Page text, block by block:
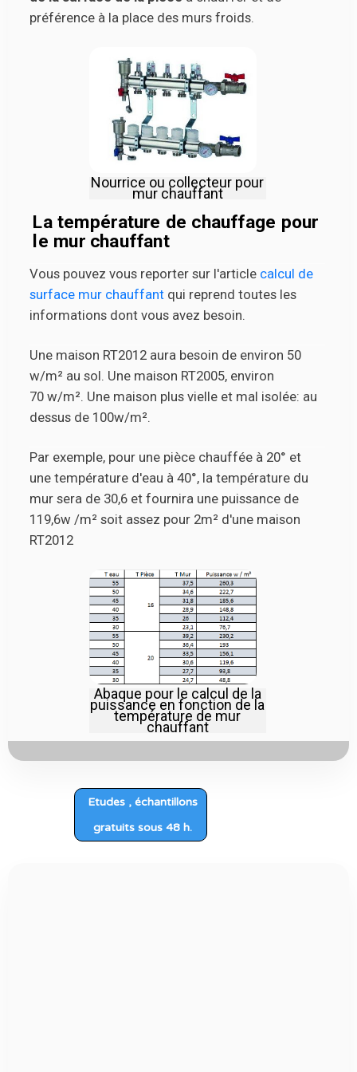
préférence à la place des murs froids.
Nourrice ou collecteur pour
mur chauffant
La température de chauffage pour
le mur chauffant
Vous pouvez vous reporter sur l'article calcul de
surface mur chauffant qui reprend toutes les
informations dont vous avez besoin.
Une maison RT2012 aura besoin de environ 50
w/m² au sol. Une maison RT2005, environ
70 w/m². Une maison plus vielle et mal isolée: au
dessus de 100w/m².
Par exemple, pour une pièce chauffée à 20° et
une température d'eau à 40°, la température du
mur sera de 30,6 et fournira une puissance de
119,6w /m² soit assez pour 2m² d'une maison
RT2012
Abaque pour le calcul de la
puissance en fonction de la
température de mur
chauffant
Etudes , échantillons
gratuits sous 48 h.